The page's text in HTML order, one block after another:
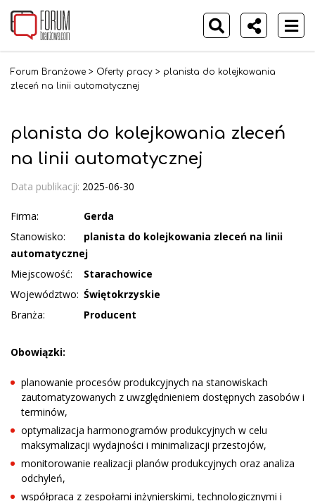
Forum Branżowe > Oferty pracy > planista do kolejkowania
zleceń na linii automatycznej
planista do kolejkowania zleceń
na linii automatycznej
Data publikacji: 2025-06-30
Firma:
Gerda
Stanowisko:
planista do kolejkowania zleceń na linii
automatycznej
Miejscowość:
Starachowice
Województwo: Świętokrzyskie
Branża:
Producent
Obowiązki:
planowanie procesów produkcyjnych na stanowiskach
zautomatyzowanych z uwzględnieniem dostępnych zasobów i
terminów,
optymalizacja harmonogramów produkcyjnych w celu
maksymalizacji wydajności i minimalizacji przestojów,
monitorowanie realizacji planów produkcyjnych oraz analiza
odchyleń,
współpraca z zespołami inżynierskimi, technologicznymi i